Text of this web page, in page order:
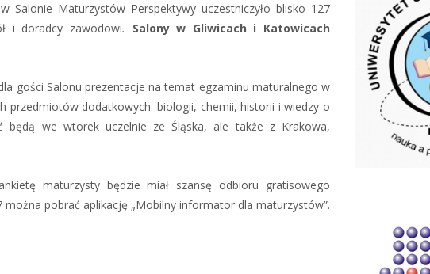
Salonie Maturzystów Perspektywy uczestniczyło blisko 127
i doradcy zawodowi. Salony w Gliwicach i Katowicach
gości Salonu prezentacje na temat egzaminu maturalnego w
przedmiotów dodatkowych: biologii, chemii, historii i wiedzy o
będą we wtorek uczelnie ze Śląska, ale także z Krakowa,
maturzysty będzie miał szansę odbioru gratisowego
pobrać aplikację „Mobilny informator dla maturzystów”.